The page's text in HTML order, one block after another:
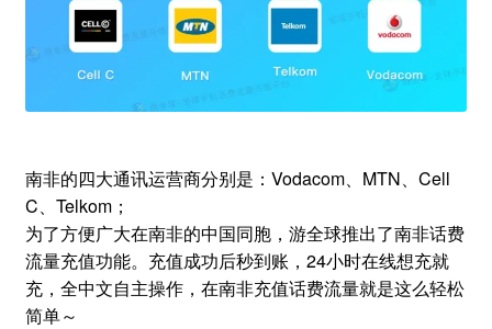
南非的四大通讯运营商分别是：Vodacom、MTN、Cell
C、Telkom；
为了方便广大在南非的中国同胞，游全球推出了南非话费
流量充值功能。充值成功后秒到账，24小时在线想充就
充，全中文自主操作，在南非充值话费流量就是这么轻松
简单～